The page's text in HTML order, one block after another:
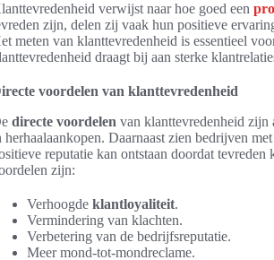
verwijst naar hoe goed een
zijn, delen zij vaak hun positieve
meten van klanttevredenheid is essentieel
draagt bij aan sterke
voordelen van klanttevredenheid
directe voordelen van klanttevredenheid zijn
herhaalaankopen. Daarnaast zien bedrijven
reputatie kan ontstaan doordat tevreden
zijn:
Verhoogde klantloyaliteit.
Vermindering van klachten.
Verbetering van de bedrijfsreputatie.
Meer mond-tot-mondreclame.